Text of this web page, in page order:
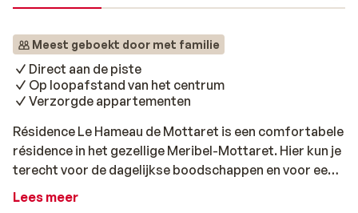
Meest geboekt door met familie
Direct aan de piste
Op loopafstand van het centrum
Verzorgde appartementen
Résidence Le Hameau de Mottaret is een comfortabele
résidence in het gezellige Meribel-Mottaret. Hier kun je
terecht voor de dagelijkse boodschappen en voor een
goed diner. Je kunt dan gerust een lekker Frans wijntje
Lees meer